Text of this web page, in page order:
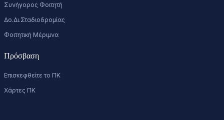
Συνήγορος Φοιτητή
Δο.Δι.Σταδιοδρομίας
Φοιτητική Μέριμνα
Πρόσβαση
Επισκεφθείτε το ΠΚ
Χάρτες ΠΚ